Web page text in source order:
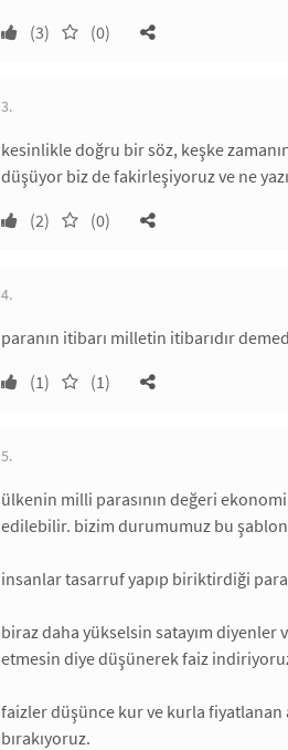
(3)
(0)
3.
kesinlikle doğru bir söz, keşke
düşüyor biz de fakirleşiyoruz ve ne
(2)
(0)
4.
paranın itibarı milletin itibarıdır
(1)
(1)
5.
ülkenin milli parasının değeri
edilebilir. bizim durumumuz bu
insanlar tasarruf yapıp biriktirdiği para
biraz daha yükselsin satayım
etmesin diye düşünerek faiz
faizler düşünce kur ve kurla fiyatlanan
bırakıyoruz.